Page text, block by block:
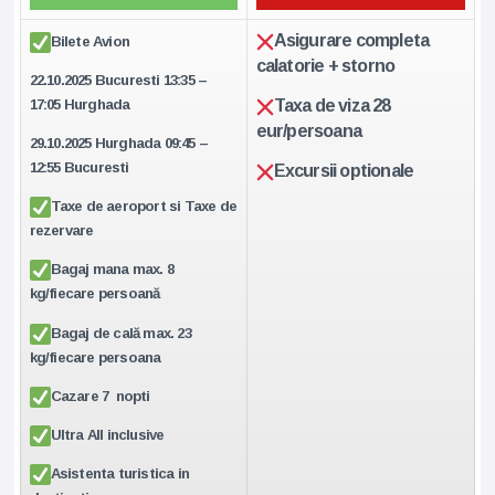
Bilete Avion
22.10.2025 Bucuresti 13:35 –
17:05 Hurghada
29.10.2025 Hurghada 09:45 –
12:55 Bucuresti
Taxe de aeroport si Taxe de
rezervare
Bagaj mana max. 8
kg/fiecare persoană
Bagaj de cală max. 23
kg/fiecare persoana
Cazare 7 nopti
Ultra All inclusive
Asistenta turistica in
Asigurare completa
calatorie + storno
Taxa de viza 28
eur/persoana
Excursii optionale